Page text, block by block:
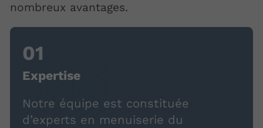
nombreux avantages.
Expertise
Notre équipe est constituée
d’experts en menuiserie du